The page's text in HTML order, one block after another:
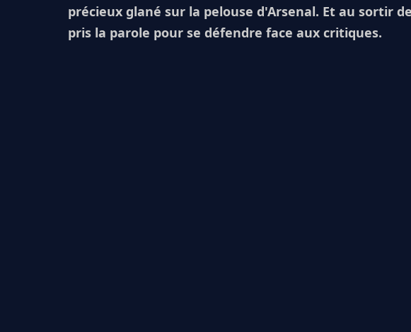
précieux glané sur la pelouse d'Arsenal. Et au sortir
pris la parole pour se défendre face aux critiques.